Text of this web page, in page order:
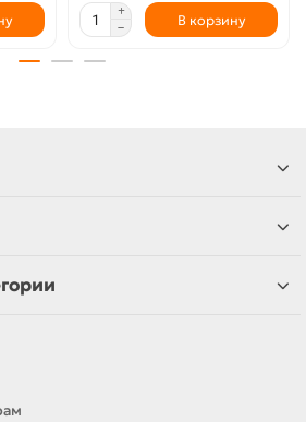
В корзину